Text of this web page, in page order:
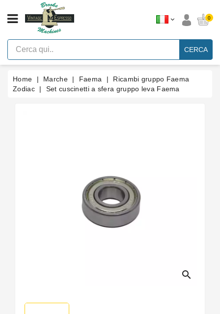
CATEGORIA
Macchine
Per
Caffè
Espresso
Leva
Vintage
0
CERCA
Home Marche Faema
Ricambi gruppo Faema
Zodiac
Set cuscinetti a sfera gruppo leva Faema
search